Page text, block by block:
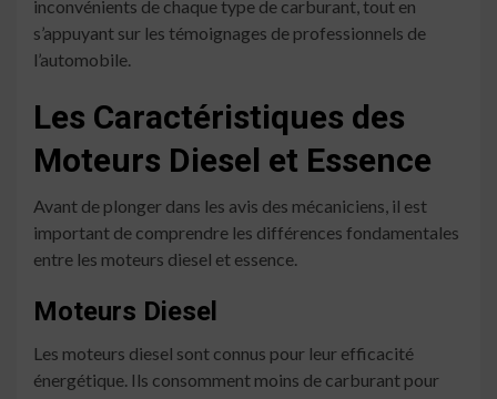
inconvénients de chaque type de carburant, tout en
s’appuyant sur les témoignages de professionnels de
l’automobile.
Les Caractéristiques des
Moteurs Diesel et Essence
Avant de plonger dans les avis des mécaniciens, il est
important de comprendre les différences fondamentales
entre les moteurs diesel et essence.
Moteurs Diesel
Les moteurs diesel sont connus pour leur efficacité
énergétique. Ils consomment moins de carburant pour